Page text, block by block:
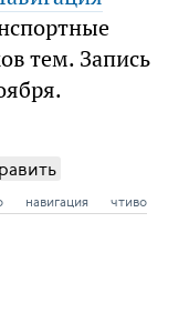
тем. Запись
навигация чтиво